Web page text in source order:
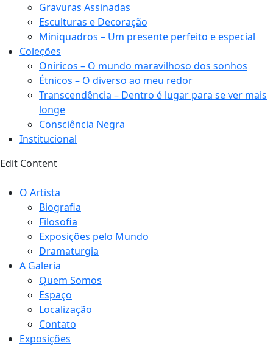
Gravuras Assinadas
Esculturas e Decoração
Miniquadros – Um presente perfeito e especial
Coleções
Oníricos – O mundo maravilhoso dos sonhos
Étnicos – O diverso ao meu redor
Transcendência – Dentro é lugar para se ver mais
longe
Consciência Negra
Institucional
Edit Content
O Artista
Biografia
Filosofia
Exposições pelo Mundo
Dramaturgia
A Galeria
Quem Somos
Espaço
Localização
Contato
Exposições